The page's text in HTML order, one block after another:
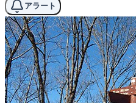
アラート